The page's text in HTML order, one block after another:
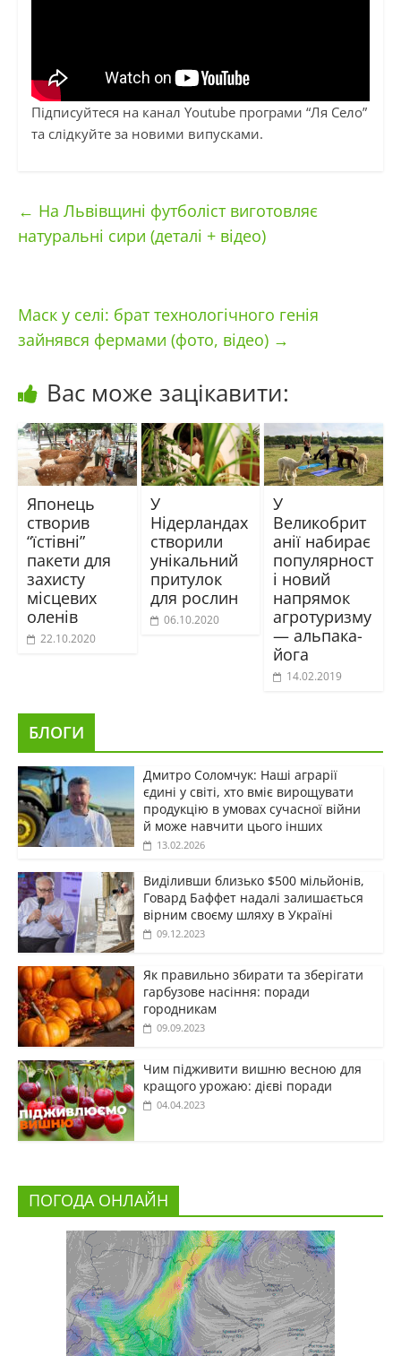
Підписуйтеся на канал Youtube програми “Ля Село”
та слідкуйте за новими випусками.
← На Львівщині футболіст виготовляє
натуральні сири (деталі + відео)
Маск у селі: брат технологічного генія
зайнявся фермами (фото, відео) →
Вас може зацікавити:
Японець
створив
“їстівні”
пакети для
захисту
місцевих
оленів
22.10.2020
У
Нідерландах
створили
унікальний
притулок
для рослин
06.10.2020
У
Великобрит
анії набирає
популярност
і новий
напрямок
агротуризму
— альпака-
йога
14.02.2019
БЛОГИ
Дмитро Соломчук: Наші аграрії
єдині у світі, хто вміє вирощувати
продукцію в умовах сучасної війни
й може навчити цього інших
13.02.2026
Виділивши близько $500 мільйонів,
Говард Баффет надалі залишається
вірним своєму шляху в Україні
09.12.2023
Як правильно збирати та зберігати
гарбузове насіння: поради
городникам
09.09.2023
Чим підживити вишню весною для
кращого урожаю: дієві поради
04.04.2023
ПОГОДА ОНЛАЙН